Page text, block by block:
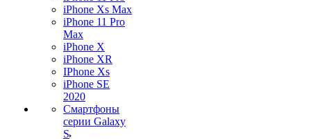
iPhone Xs Max
iPhone 11 Pro
Max
iPhone X
iPhone XR
IPhone Xs
iPhone SE
2020
Смартфоны
серии Galaxy
S